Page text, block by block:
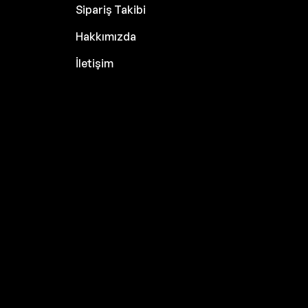
Sipariş Takibi
Hakkımızda
İletişim